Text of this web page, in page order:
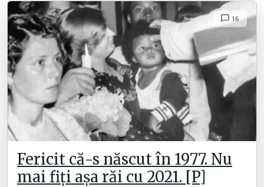
16
Fericit că-s născut în 1977. Nu
mai fiți așa răi cu 2021. [P]